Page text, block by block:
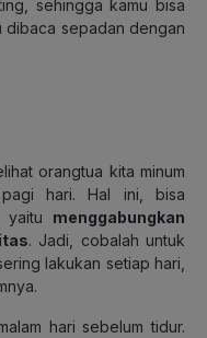
sehingga kamu bisa
dibaca sepadan dengan
orangtua kita minum
hari. Hal ini, bisa
, yaitu menggabungkan
. Jadi, cobalah untuk
lakukan setiap hari,
hari sebelum tidur.